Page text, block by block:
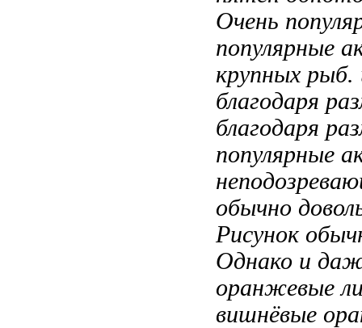
Очень
популярные
крупных рыб.
благодаря
благодаря
популярные
обычно
Рисунок
Однако и
оранжевые
вишнёвые